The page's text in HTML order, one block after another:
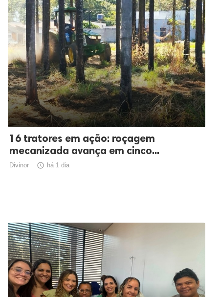
16 tratores em ação: roçagem
mecanizada avança em cinco...
Divinor  há 1 dia